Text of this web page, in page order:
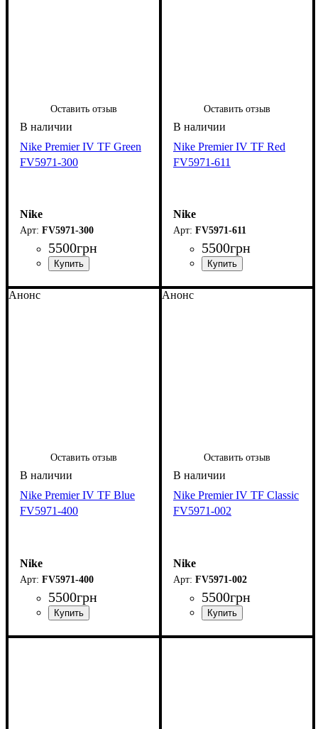
Оставить отзыв
Nike Premier IV TF Green
FV5971-300
Nike
FV5971-300
5500грн
Оставить отзыв
Nike Premier IV TF Red
FV5971-611
Nike
FV5971-611
5500грн
Анонс
Оставить отзыв
Nike Premier IV TF Blue
FV5971-400
Nike
FV5971-400
5500грн
Анонс
Оставить отзыв
Nike Premier IV TF Classic
FV5971-002
Nike
FV5971-002
5500грн